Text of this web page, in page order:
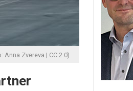
Anna Zvereva | CC 2.0)